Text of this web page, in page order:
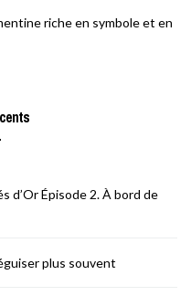
riche en symbole et en
d’Or Épisode 2. À bord de
plus souvent